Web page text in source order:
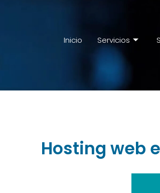
Inicio Servicios
Hosting web